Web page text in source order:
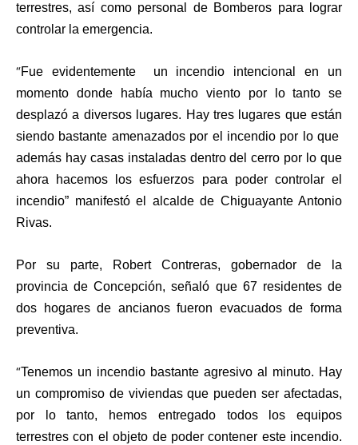
terrestres, así como personal de Bomberos para lograr
controlar la emergencia.
“Fue evidentemente un incendio intencional en un
momento donde había mucho viento por lo tanto se
desplazó a diversos lugares. Hay tres lugares que están
siendo bastante amenazados por el incendio por lo que
además hay casas instaladas dentro del cerro por lo que
ahora hacemos los esfuerzos para poder controlar el
incendio” manifestó el alcalde de Chiguayante Antonio
Rivas.
Por su parte, Robert Contreras, gobernador de la
provincia de Concepción, señaló que 67 residentes de
dos hogares de ancianos fueron evacuados de forma
preventiva.
“Tenemos un incendio bastante agresivo al minuto. Hay
un compromiso de viviendas que pueden ser afectadas,
por lo tanto, hemos entregado todos los equipos
terrestres con el objeto de poder contener este incendio.